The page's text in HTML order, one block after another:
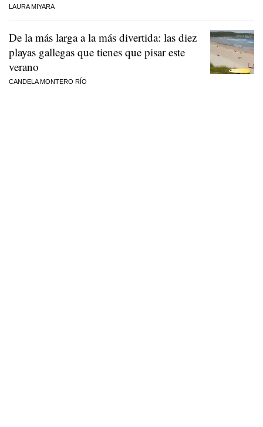
LAURA MIYARA
De la más larga a la más divertida: las diez
playas gallegas que tienes que pisar este
verano
CANDELA MONTERO RÍO